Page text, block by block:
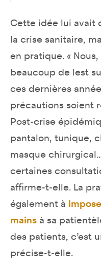
Cette idée lui avait
la crise sanitaire,
en pratique. «
beaucoup de lest
ces dernières
précautions soient
Post-crise
pantalon, tunique,
masque
certaines
affirme-t-elle. La
également à
mains à sa
des patients, c’est
précise-t-elle.